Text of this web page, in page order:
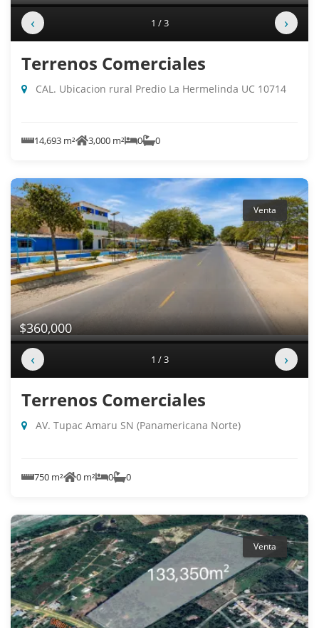
‹ 1 / 3 ›
Terrenos Comerciales
CAL. Ubicacion rural Predio La Hermelinda UC 10714
14,693 m² 3,000 m² 0 0
Venta
$360,000
‹ 1 / 3 ›
Terrenos Comerciales
AV. Tupac Amaru SN (Panamericana Norte)
750 m² 0 m² 0 0
Venta